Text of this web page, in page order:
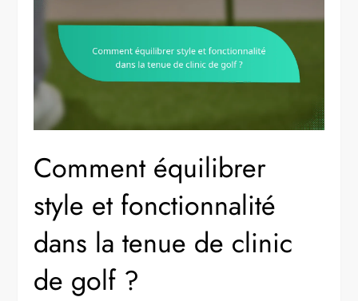
Comment équilibrer
style et fonctionnalité
dans la tenue de clinic
de golf ?